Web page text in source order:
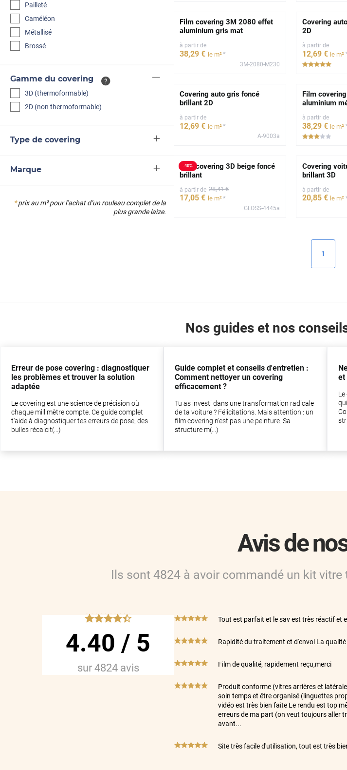
Pailleté
Caméléon
Métallisé
Brossé
Gamme du covering
3D (thermoformable)
2D (non thermoformable)
Type de covering
Marque
*prix au m² pour l’achat d’un rouleau complet de la
plus grande laize.
Film covering 3M 2080 effet
aluminium gris mat
à partir de
38,29 € le m²*
3M-2080-M230
Covering
2D
à partir de
12,69 € le m²
*****
Covering auto gris foncé
brillant 2D
à partir de
12,69 € le m²*
A-9003a
Film
aluminium
à partir de
38,29 € le m²
*****
-40%
Film covering 3D beige foncé
brillant
à partir de 28,41 €
17,05 € le m²*
GLOSS-4445a
Covering
brillant 3D
à partir de
20,85 € le m²
1
Nos guides et nos
Erreur de pose covering : diagnostiquer
les problèmes et trouver la solution
adaptée
Le covering est une science de précision où
chaque millimètre compte. Ce guide complet
t'aide à diagnostiquer tes erreurs de pose, des
bulles récalcit(...)
Guide complet et conseils d'entretien :
Comment nettoyer un covering
efficacement ?
Tu as investi dans une transformation radicale
de ta voiture ? Félicitations. Mais attention : un
film covering n'est pas une peinture. Sa
structure m(...)
et
Avis de
Ils sont 4824à avoir commandé un kit vitre
*****
4.40 / 5
sur 4824avis
*****Tout est parfait et le sav est très réactif et
*****Rapidité du traitement et d'envoi La
*****Film de qualité, rapidement reçu,merci
*****Produit conforme (vitres arrières et
soin temps et être organisé (linguettes
vidéo est très bien faite Le rendu est top
erreurs de ma part (on veut toujours aller
avant...
*****Site très facile d'utilisation, tout est très